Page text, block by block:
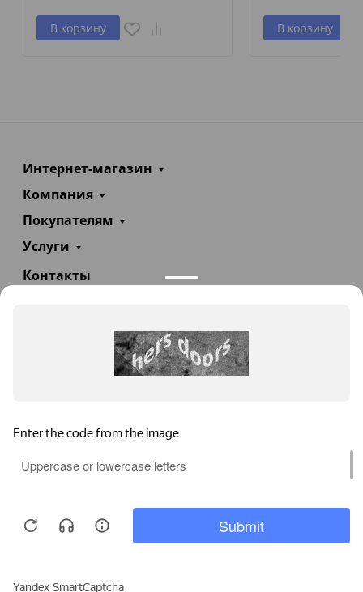
В корзину В корзину
Интернет-магазин
Компания
Покупателям
Услуги
Контакты
info@teploexpert.com
Пн—Сб 09:00 – 18:00
TeploExpert.com © 2008 - 2026 Оборудование для
систем отопления, водоснабжения, канализации